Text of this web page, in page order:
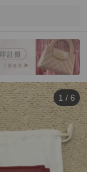
1 / 6